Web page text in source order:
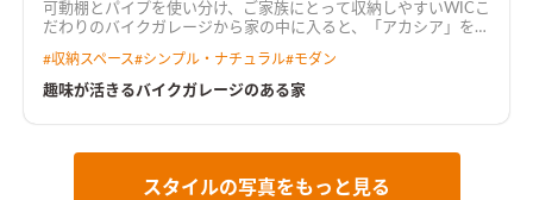
可動棚とパイプを使い分け、ご家族にとって収納しやすいWIC こ
だわりのバイクガレージから家の中に入ると、「アカシア」を基
階段、開口の先に広がる庭は、暮らしをより豊かにする。
シアを基調とした落ち着いた雰囲気のLDK壁掛けTV裏はこだわ
どをガレージに収納、暮らしながらカスタマイズしていく
#収納スペース#シンプル・ナチュラル#モダン
趣味が活きるバイクガレージのある家
スタイルの写真をもっと見る